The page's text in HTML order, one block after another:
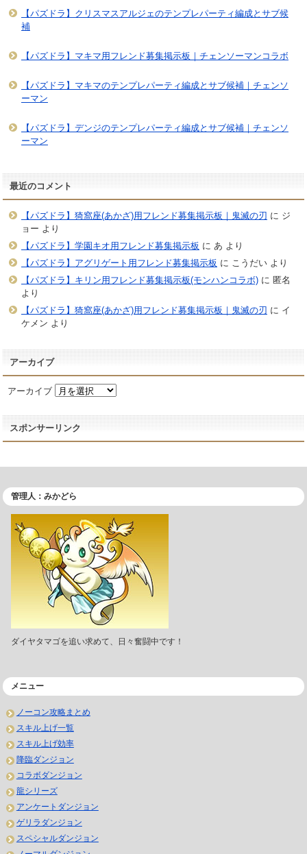
【パズドラ】クリスマスアルジェのテンプレパーティ編成とサブ候
補
【パズドラ】マキマ用フレンド募集掲示板｜チェンソーマンコラボ
【パズドラ】マキマのテンプレパーティ編成とサブ候補｜チェンソ
ーマン
【パズドラ】デンジのテンプレパーティ編成とサブ候補｜チェンソ
ーマン
最近のコメント
【パズドラ】猗窩座(あかざ)用フレンド募集掲示板｜鬼滅の刃 に ジ
ョー より
【パズドラ】学園キオ用フレンド募集掲示板 に あ より
【パズドラ】アグリゲート用フレンド募集掲示板 に こうだいより
【パズドラ】キリン用フレンド募集掲示板(モンハンコラボ)に 匿名
より
【パズドラ】猗窩座(あかざ)用フレンド募集掲示板｜鬼滅の刃 に イ
ケメン より
アーカイブ
アーカイブ
スポンサーリンク
管理人：みかどら
ダイヤタマゴを追い求めて、日々奮闘中です！
メニュー
ノーコン攻略まとめ
スキル上げ一覧
スキル上げ効率
降臨ダンジョン
コラボダンジョン
龍シリーズ
アンケートダンジョン
ゲリラダンジョン
スペシャルダンジョン